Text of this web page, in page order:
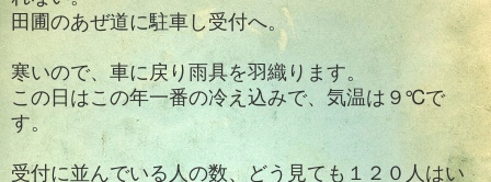
田圃のあぜ道に駐車し受付へ。
寒いので、車に戻り雨具を羽織ります。
この日はこの年一番の冷え込みで、気温は９℃で
す。
受付に並んでいる人の数、どう見ても１２０人はい